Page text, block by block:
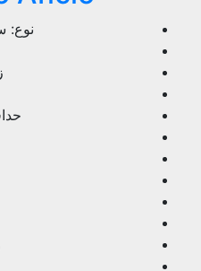
نوع: